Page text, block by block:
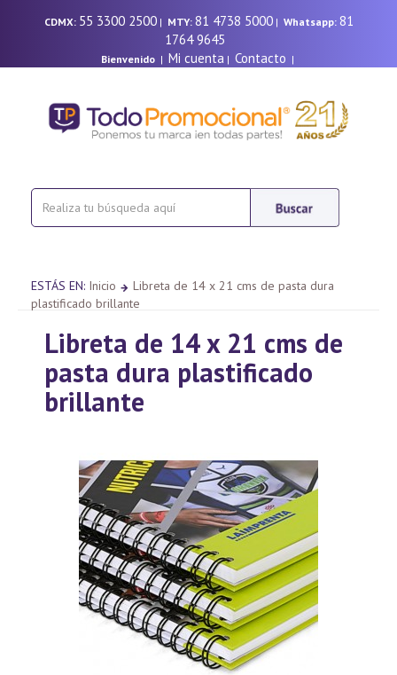
CDMX: 55 3300 2500| MTY: 81 4738 5000| Whatsapp: 81
1764 9645
Bienvenido| Mi cuenta | Contacto |
ESTÁS EN: Inicio
Libreta de 14 x 21 cms de pasta dura
plastificado brillante
Libreta de 14 x 21 cms de
pasta dura plastificado
brillante